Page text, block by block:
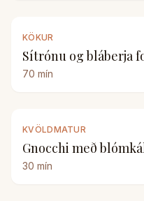
KÖKUR
Sítrónu og bláberja
70 mín
KVÖLDMATUR
Gnocchi með
30 mín